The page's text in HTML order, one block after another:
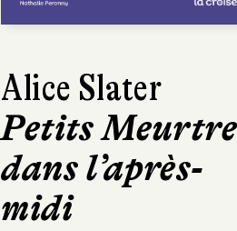
Alice Slater
Petits
dans l’après-
midi
Erik Larson
Un rêve de feu
Le Cherche midi
714 pages, 26,50 €